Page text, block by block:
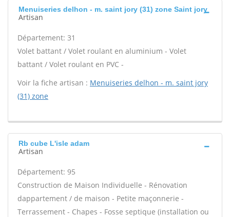
Menuiseries delhon - m. saint jory (31) zone Saint jory
Artisan
Département: 31
Volet battant / Volet roulant en aluminium - Volet
battant / Volet roulant en PVC -
Voir la fiche artisan : Menuiseries delhon - m. saint jory
(31) zone
Rb cube L'isle adam
Artisan
Département: 95
Construction de Maison Individuelle - Rénovation
dappartement / de maison - Petite maçonnerie -
Terrassement - Chapes - Fosse septique (installation ou